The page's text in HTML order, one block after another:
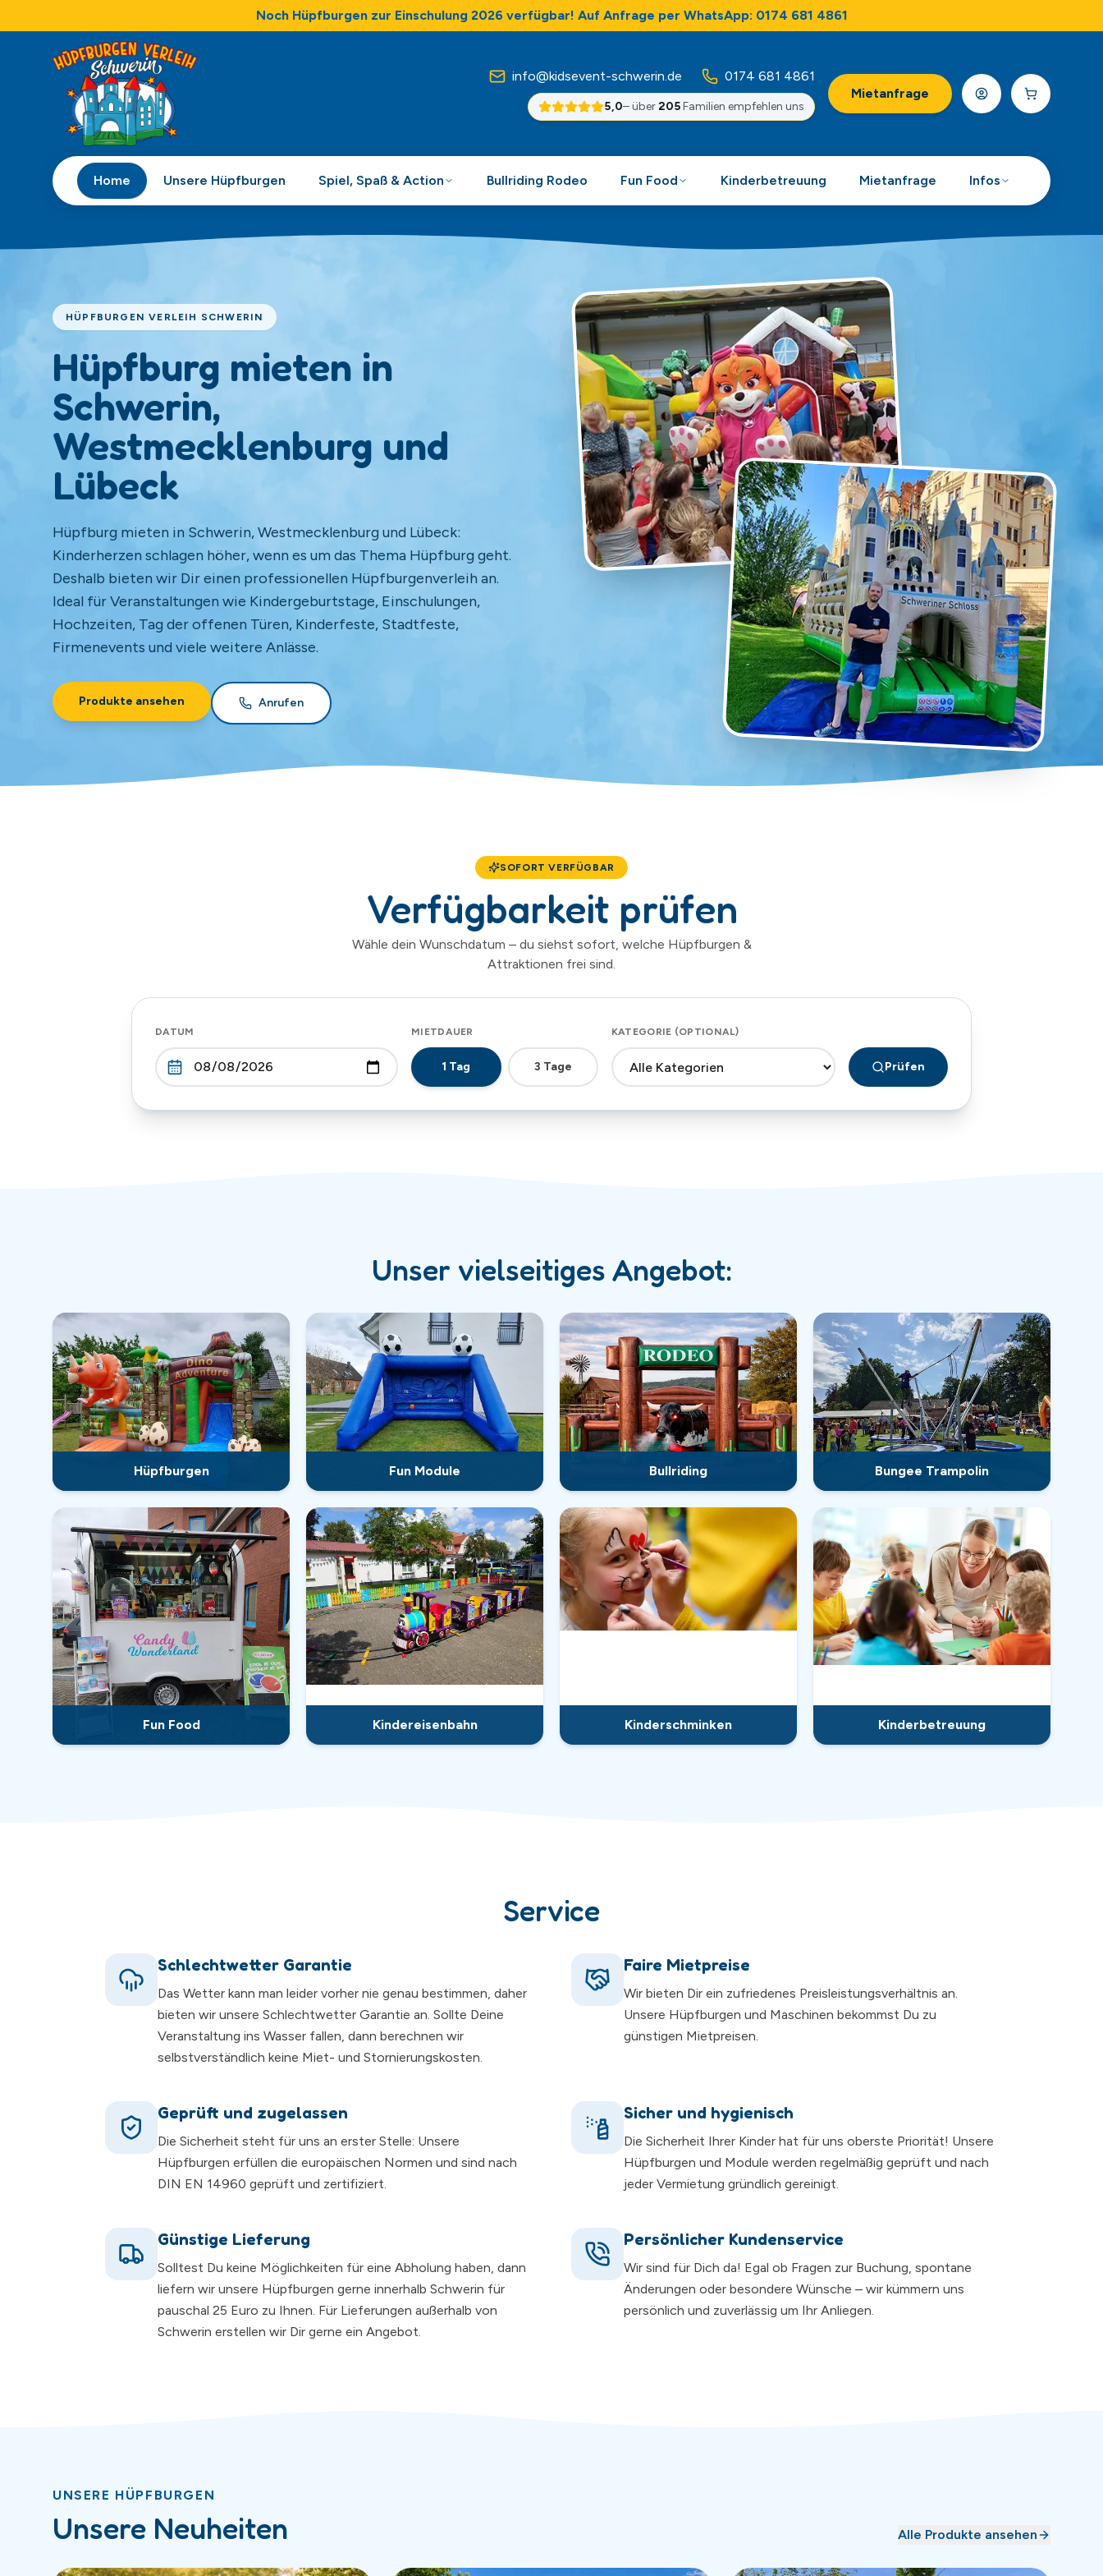
Noch Hüpfburgen zur Einschulung 2026 verfügbar! Auf Anfrage per WhatsApp: 0174 681 4861
info@kidsevent-schwerin.de 0174 681 4861
5,0– über205Familien empfehlen uns
Mietanfrage
Home Unsere Hüpfburgen Spiel, Spaß & Action Bullriding Rodeo Fun Food Kinderbetreuung Mietanfrage Infos
HÜPFBURGEN VERLEIH SCHWERIN
Hüpfburg mieten in
Schwerin,
Westmecklenburg und
Lübeck
Hüpfburg mieten in Schwerin, Westmecklenburg und Lübeck:
Kinderherzen schlagen höher, wenn es um das Thema Hüpfburg geht.
Deshalb bieten wir Dir einen professionellen Hüpfburgenverleih an.
Ideal für Veranstaltungen wie Kindergeburtstage, Einschulungen,
Hochzeiten, Tag der offenen Türen, Kinderfeste, Stadtfeste,
Firmenevents und viele weitere Anlässe.
Produkte ansehen Anrufen
SOFORT VERFÜGBAR
Verfügbarkeit prüfen
Wähle dein Wunschdatum – du siehst sofort, welche Hüpfburgen &
Attraktionen frei sind.
DATUM MIETDAUER
1 Tag 3 Tage
KATEGORIE (OPTIONAL)
Prüfen
Unser vielseitiges Angebot:
Hüpfburgen Fun Module Bullriding Bungee Trampolin
Fun Food Kindereisenbahn Kinderschminken Kinderbetreuung
Service
Schlechtwetter Garantie
Das Wetter kann man leider vorher nie genau bestimmen, daher
bieten wir unsere Schlechtwetter Garantie an. Sollte Deine
Veranstaltung ins Wasser fallen, dann berechnen wir
selbstverständlich keine Miet- und Stornierungskosten.
Faire Mietpreise
Wir bieten Dir ein zufriedenes Preisleistungsverhältnis an.
Unsere Hüpfburgen und Maschinen bekommst Du zu
günstigen Mietpreisen.
Geprüft und zugelassen
Die Sicherheit steht für uns an erster Stelle: Unsere
Hüpfburgen erfüllen die europäischen Normen und sind nach
DIN EN 14960 geprüft und zertifiziert.
Sicher und hygienisch
Die Sicherheit Ihrer Kinder hat für uns oberste Priorität! Unsere
Hüpfburgen und Module werden regelmäßig geprüft und nach
jeder Vermietung gründlich gereinigt.
Günstige Lieferung
Solltest Du keine Möglichkeiten für eine Abholung haben, dann
liefern wir unsere Hüpfburgen gerne innerhalb Schwerin für
pauschal 25 Euro zu Ihnen. Für Lieferungen außerhalb von
Schwerin erstellen wir Dir gerne ein Angebot.
Persönlicher Kundenservice
Wir sind für Dich da! Egal ob Fragen zur Buchung, spontane
Änderungen oder besondere Wünsche – wir kümmern uns
persönlich und zuverlässig um Ihr Anliegen.
UNSERE HÜPFBURGEN
Unsere Neuheiten Alle Produkte ansehen